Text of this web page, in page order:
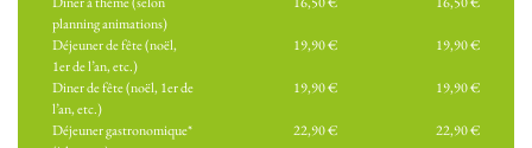
planning animations)
Déjeuner de fête (noël,
1er de l’an, etc.)
19,90 € 19,90 €
Diner de fête (noël, 1er de
l’an, etc.)
19,90 € 19,90 €
Déjeuner gastronomique*
22,90 € 22,90 €